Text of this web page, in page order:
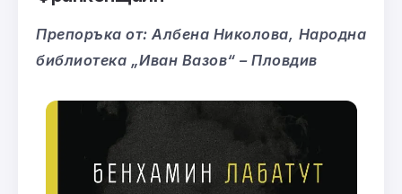
Препоръка от: Албена Николова, Народна
библиотека „Иван Вазов“ – Пловдив